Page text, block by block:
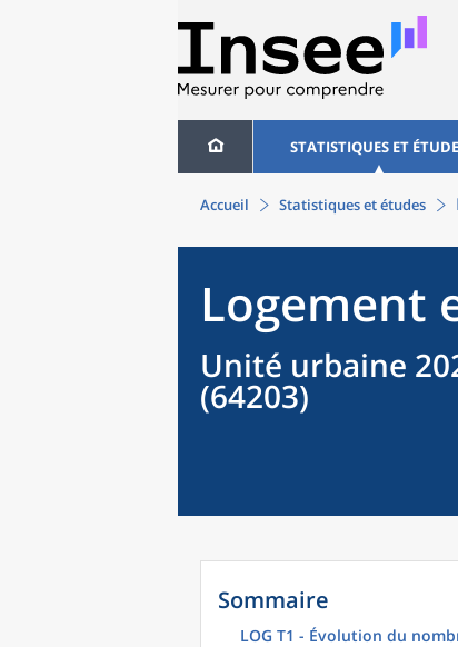
STATISTIQUES ET
Accueil Statistiques et études
Logement
Unité urbaine
(64203)
Sommaire
LOG T1 - Évolution du